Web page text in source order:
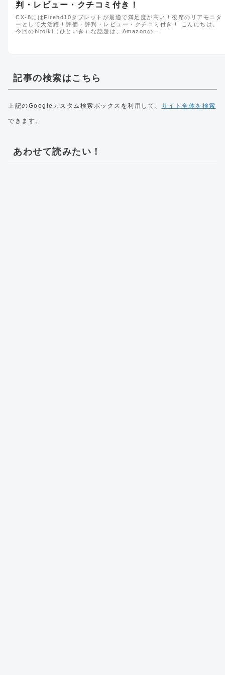
判・レビュー・クチコミ付き！
CX-8にはFirehd10タブレットが最適で満足度が高い！後席のリアモニタ
ーとして大活躍！評価・評判・レビュー・クチコミ付き！ こんにちは。
今回のhitoiki（ひといき）な話題は、Amazonの…
記事の検索はこちら
上記のGoogleカスタム検索ボックスを利用して、 サイト全体を検索
できます。
あわせて読みたい！